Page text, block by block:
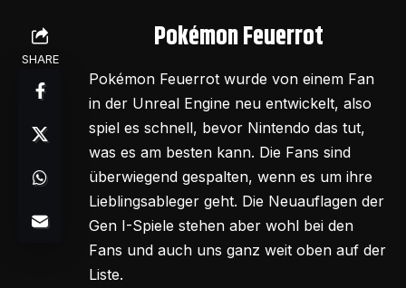
SHARE
Pokémon Feuerrot
Pokémon Feuerrot wurde von einem Fan
in der Unreal Engine neu entwickelt, also
spiel es schnell, bevor Nintendo das tut,
was es am besten kann. Die Fans sind
überwiegend gespalten, wenn es um ihre
Lieblingsableger geht. Die Neuauflagen der
Gen I-Spiele stehen aber wohl bei den
Fans und auch uns ganz weit oben auf der
Liste.